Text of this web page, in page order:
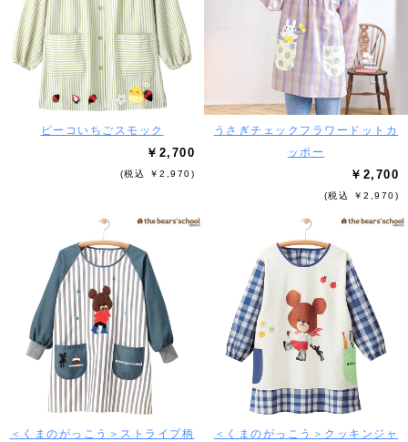
ピーコいちごスモック
￥2,700
(税込 ￥2,970)
うさぎチェックフラワードットカ
ッポー
￥2,700
(税込 ￥2,970)
＜くまのがっこう＞ストライプ柄
＜くまのがっこう＞クッキンジャ